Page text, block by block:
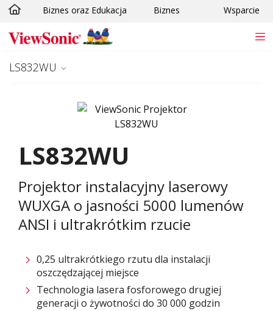
Skip to main content
Biznes oraz Edukacja Biznes Wsparcie
LS832WU
LS832WU
Projektor instalacyjny laserowy
WUXGA o jasności 5000 lumenów
ANSI i ultrakrótkim rzucie
0,25 ultrakrótkiego rzutu dla instalacji
oszczędzającej miejsce​​
Technologia lasera fosforowego drugiej
generacji o żywotności do 30 000 godzin